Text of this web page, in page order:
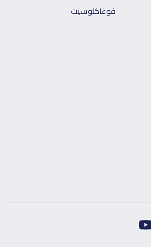
فوغاكلوسيت